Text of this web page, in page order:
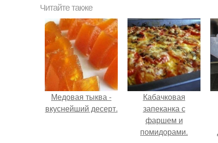
Читайте также
Медовая тыква -
вкуснейший десерт.
Кабачковая
запеканка с
фаршем и
помидорами.